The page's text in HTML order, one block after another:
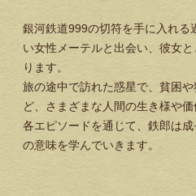
銀河鉄道999の切符を手に入れる
い女性メーテルと出会い、彼女
ります。
旅の途中で訪れた惑星で、貧困
ど、さまざまな人間の生き様や価
各エピソードを通じて、鉄郎は
の意味を学んでいきます。